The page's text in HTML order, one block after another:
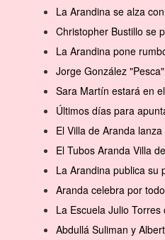
La Arandina se alza
Christopher Bustillo se
La Arandina pone
Jorge González
Sara Martín estará en
Últimos días para
El Villa de Aranda
El Tubos Aranda Villa
La Arandina publica su
Aranda celebra por
La Escuela Julio
Abdullá Suliman y